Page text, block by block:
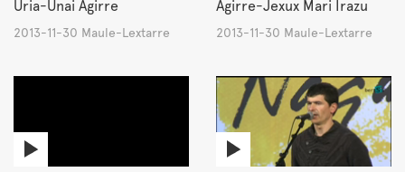
Uria-Unai Agirre
2013-11-30 Maule-Lextarre
Agirre-Jexux Mari Irazu
2013-11-30 Maule-Lextarre